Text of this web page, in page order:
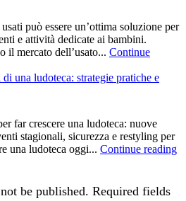
può essere un’ottima soluzione per
e attività dedicate ai bambini.
il mercato dell’usato... Continue
una ludoteca: strategie pratiche e
far crescere una ludoteca: nuove
stagionali, sicurezza e restyling per
una ludoteca oggi... Continue reading
be published. Required fields